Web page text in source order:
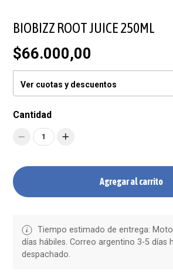
BIOBIZZ ROOT JUICE 250ML
$66.000,00
Ver cuotas y descuentos
Cantidad
1
Agregar al carrito
Tiempo estimado de entrega:
días hábiles. Correo argentino 3-5 días
despachado.